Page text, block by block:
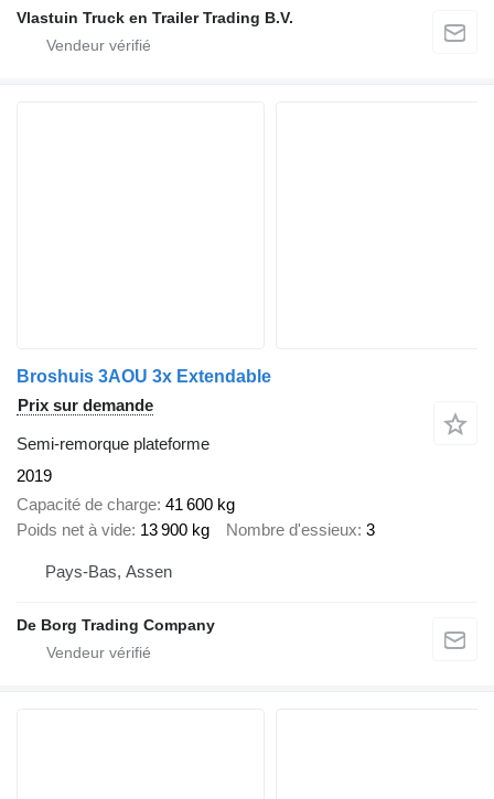
Vlastuin Truck en Trailer Trading B.V.
Broshuis 3AOU 3x Extendable
Prix sur demande
Semi-remorque plateforme
2019
Capacité de charge 41 600 kg
Poids net à vide 13 900 kg Nombre d'essieux 3
Pays-Bas, Assen
De Borg Trading Company